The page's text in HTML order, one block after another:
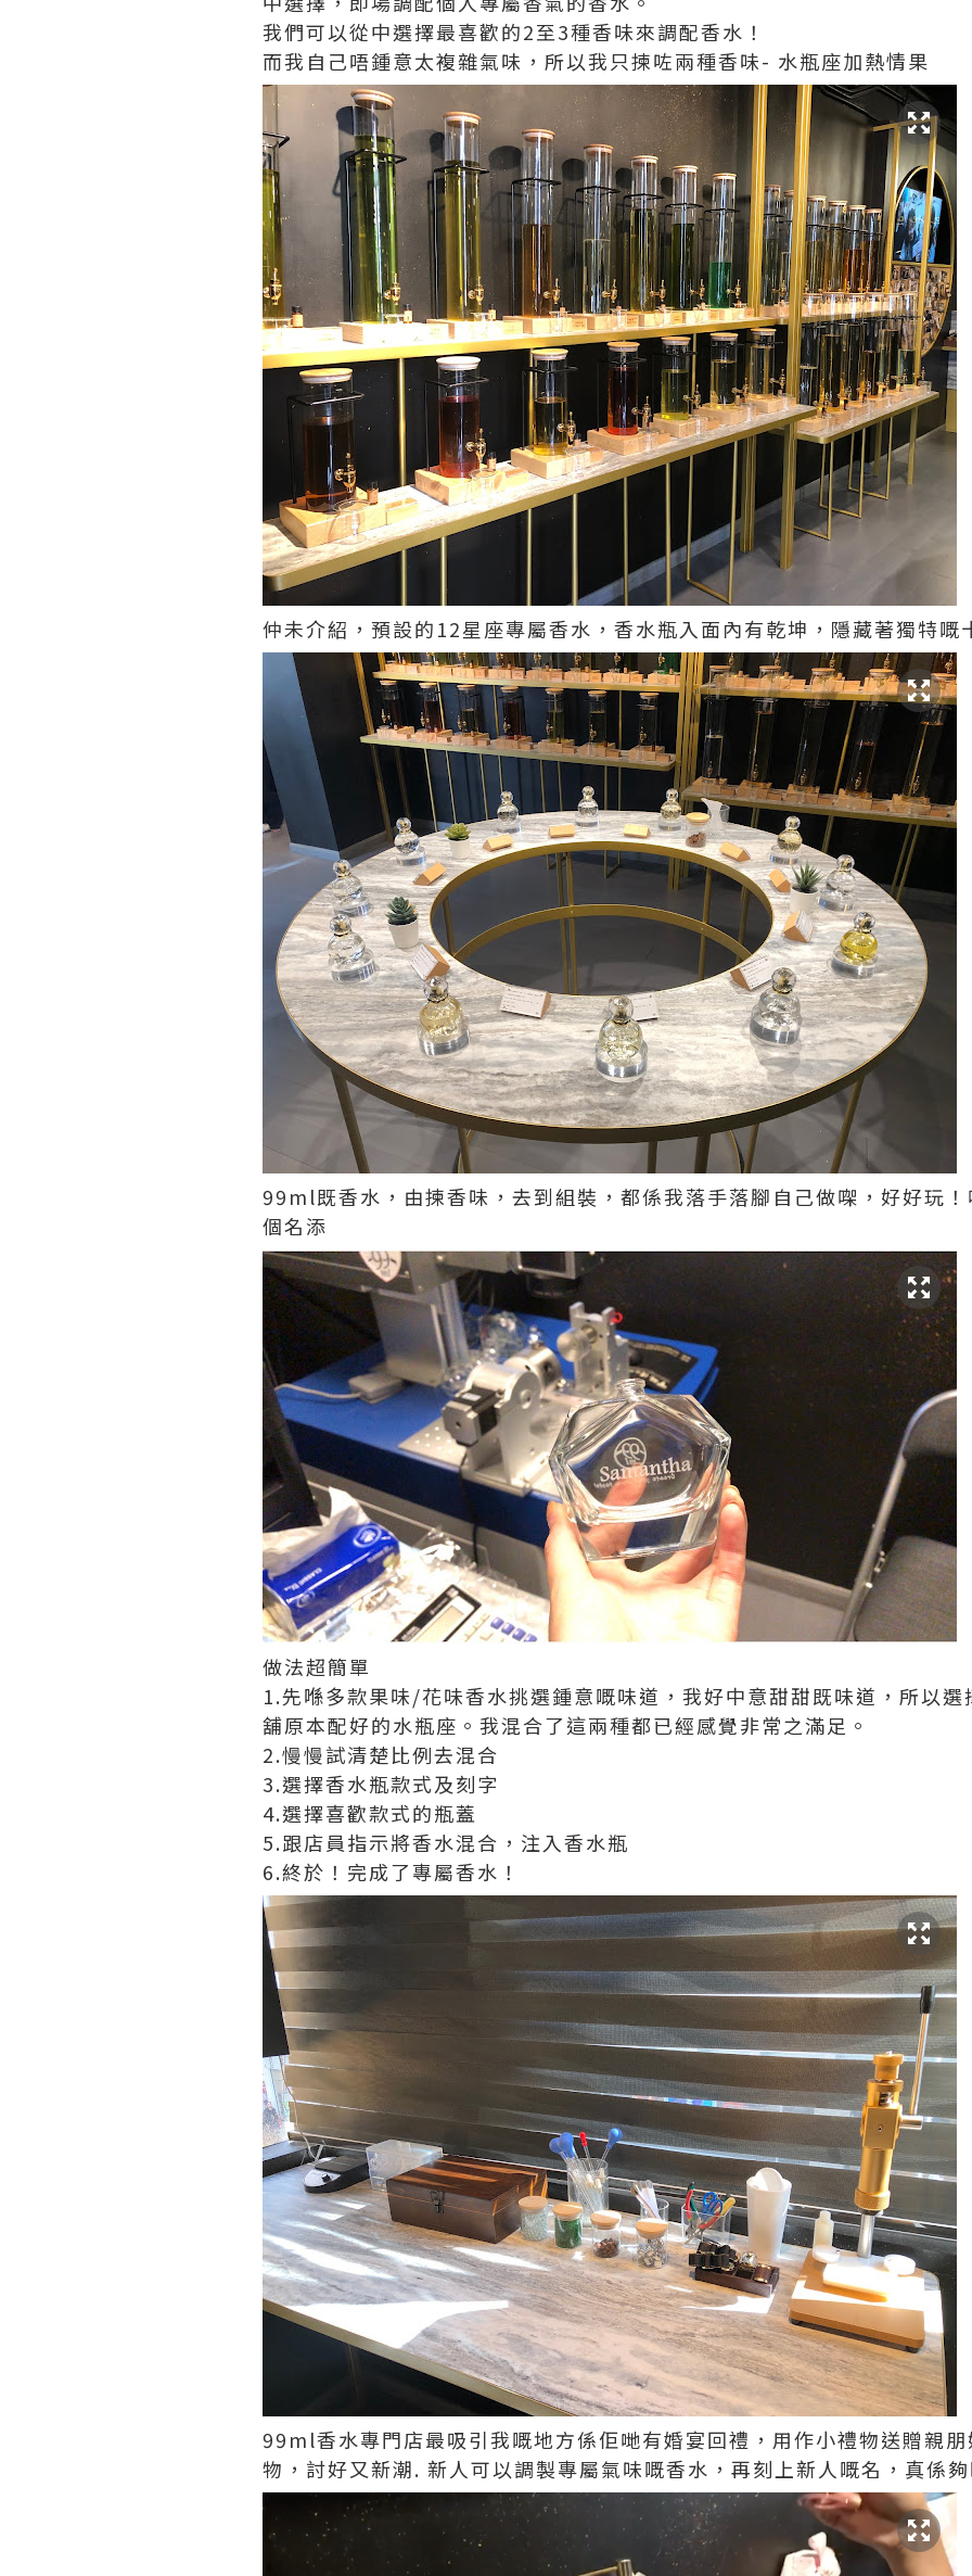
我們可以從中選擇最喜歡的2至3種香味來調配香水！
而我自己唔鍾意太複雜氣味，所以我只揀咗兩種香味- 水瓶座加熱情果
仲未介紹，預設的12星座專屬香水，香水瓶入面內有乾坤，隱藏著獨特嘅
99ml既香水，由揀香味，去到組裝，都係我落手落腳自己做㗎，好好玩
個名添
做法超簡單
1.先喺多款果味/花味香水挑選鍾意嘅味道，我好中意甜甜既味道，所以
舖原本配好的水瓶座。我混合了這兩種都已經感覺非常之滿足。
2.慢慢試清楚比例去混合
3.選擇香水瓶款式及刻字
4.選擇喜歡款式的瓶蓋
5.跟店員指示將香水混合，注入香水瓶
6.終於！完成了專屬香水！
99ml香水專門店最吸引我嘅地方係佢哋有婚宴回禮，用作小禮物送贈親
物，討好又新潮. 新人可以調製專屬氣味嘅香水，再刻上新人嘅名，真係